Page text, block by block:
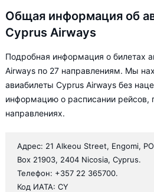
Общая информация об
Cyprus Airways
Подробная информация о билетах
Airways по 27 направлениям. Мы
авиабилеты Cyprus Airways без
информацию о расписании рейсов,
направлениях.
Адрес: 21 Alkeou Street, Engomi, PO
Box 21903, 2404 Nicosia, Cyprus.
Телефон: +357 22 365700.
Код ИАТА: CY